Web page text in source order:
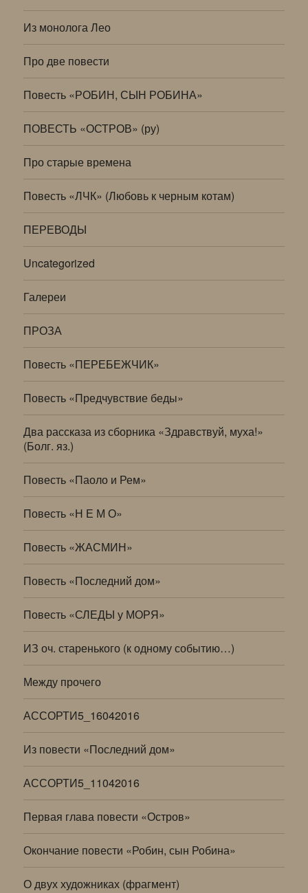
Из монолога Лео
Про две повести
Повесть «РОБИН, СЫН РОБИНА»
ПОВЕСТЬ «ОСТРОВ» (ру)
Про старые времена
Повесть «ЛЧК» (Любовь к черным котам)
ПЕРЕВОДЫ
Uncategorized
Галереи
ПРОЗА
Повесть «ПЕРЕБЕЖЧИК»
Повесть «Предчувствие беды»
Два рассказа из сборника «Здравствуй, муха!»
(Болг. яз.)
Повесть «Паоло и Рем»
Повесть «Н Е М О»
Повесть «ЖАСМИН»
Повесть «Последний дом»
Повесть «СЛЕДЫ у МОРЯ»
ИЗ оч. старенького (к одному событию…)
Между прочего
АССОРТИ5_16042016
Из повести «Последний дом»
АССОРТИ5_11042016
Первая глава повести «Остров»
Окончание повести «Робин, сын Робина»
О двух художниках (фрагмент)